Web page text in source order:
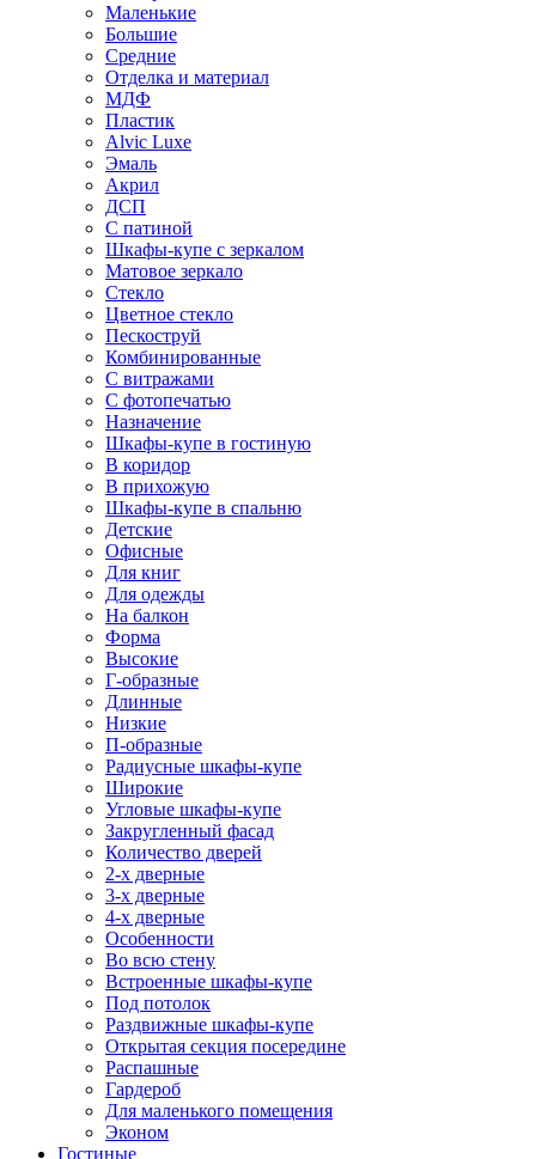
Маленькие
Большие
Средние
Отделка и материал
МДФ
Пластик
Alvic Luxe
Эмаль
Акрил
ДСП
С патиной
Шкафы-купе с зеркалом
Матовое зеркало
Стекло
Цветное стекло
Пескоструй
Комбинированные
С витражами
С фотопечатью
Назначение
Шкафы-купе в гостиную
В коридор
В прихожую
Шкафы-купе в спальню
Детские
Офисные
Для книг
Для одежды
На балкон
Форма
Высокие
Г-образные
Длинные
Низкие
П-образные
Радиусные шкафы-купе
Широкие
Угловые шкафы-купе
Закругленный фасад
Количество дверей
2-х дверные
3-х дверные
4-х дверные
Особенности
Во всю стену
Встроенные шкафы-купе
Под потолок
Раздвижные шкафы-купе
Открытая секция посередине
Распашные
Гардероб
Для маленького помещения
Эконом
Гостиные